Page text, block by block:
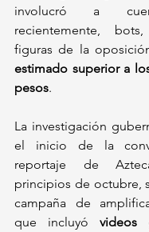
involucró a
recientemente,
figuras de la
estimado superior a
pesos.
La investigación
el inicio de la
reportaje de
principios de octubre,
campaña de
que incluyó videos